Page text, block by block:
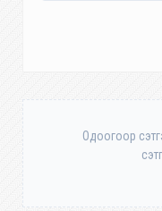
Одоогоор